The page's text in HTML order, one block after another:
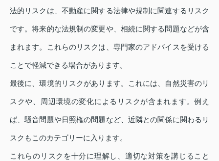
法的リスクは、不動産に関する法律や規制に関連するリスク
です。将来的な法規制の変更や、相続に関する問題などが含
まれます。これらのリスクは、専門家のアドバイスを受ける
ことで軽減できる場合があります。
最後に、環境的リスクがあります。これには、自然災害のリ
スクや、周辺環境の変化によるリスクが含まれます。例え
ば、騒音問題や日照権の問題など、近隣との関係に関わるリ
スクもこのカテゴリーに入ります。
これらのリスクを十分に理解し、適切な対策を講じること